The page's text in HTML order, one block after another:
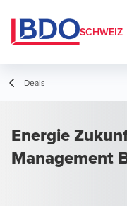
SCHWEIZ
Deals
Energie
Management